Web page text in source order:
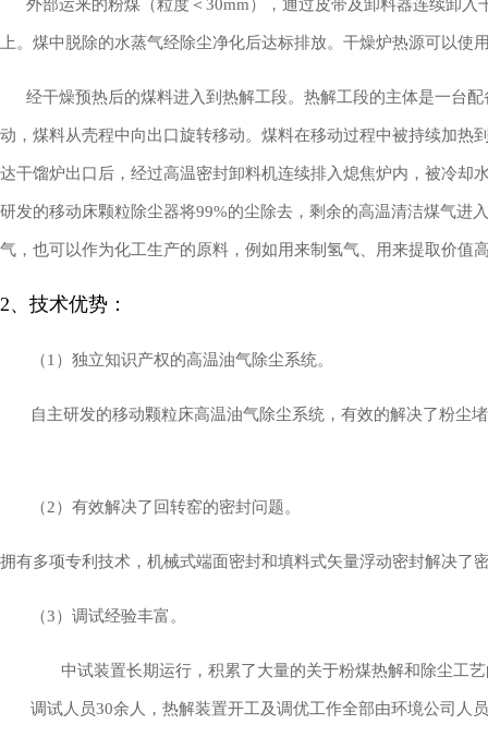
外部运来的粉煤（粒度＜ 30mm），通过皮带及卸料器连续卸入
上。煤中脱除的水蒸气经除尘净化后达标排放。干燥炉热源可以
经干燥预热后的煤料进入到热解工段。热解工段的主体是一台配
动，煤料从壳程中向出口旋转移动。煤料在移动过程中被持续加热
达干馏炉出口后，经过高温密封卸料机连续排入熄焦炉内，被冷却
研发的移动床颗粒除尘器将99%的尘除去，剩余的高温清洁煤气进
气，也可以作为化工生产的原料，例如用来制氢气、用来提取价值
2、技术优势：
（1 ）独立知识产权的高温油气除尘系统。
自主研发的移动颗粒床高温油气除尘系统，有效的解决了
（2）有效解决了回转窑的密封问题。
拥有多项专利技术，机械式端面密封和填料式矢量浮动密封解决了
（3）调试经验丰富。
中试装置长期运行，积累了大量的关于粉煤热解和除尘工
调试人员30余人，热解装置开工及调优工作全部由环境公司人